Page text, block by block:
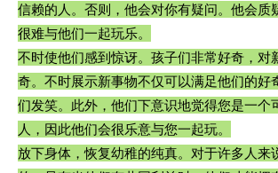
信赖的人。否则，他会对你有疑问。他会质
很难与他们一起玩乐。
不时使他们感到惊讶。孩子们非常好奇，对
奇。不时展示新事物不仅可以满足他们的好
们发笑。此外，他们下意识地觉得您是一个
人，因此他们会很乐意与您一起玩。
放下身体，恢复幼稚的纯真。对于许多人来